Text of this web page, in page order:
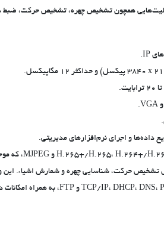
داده‌ها و اجرای نرم‌افزارهای مدیریتی.
حرکت، شناسایی چهره و شمارش اشیاء. این